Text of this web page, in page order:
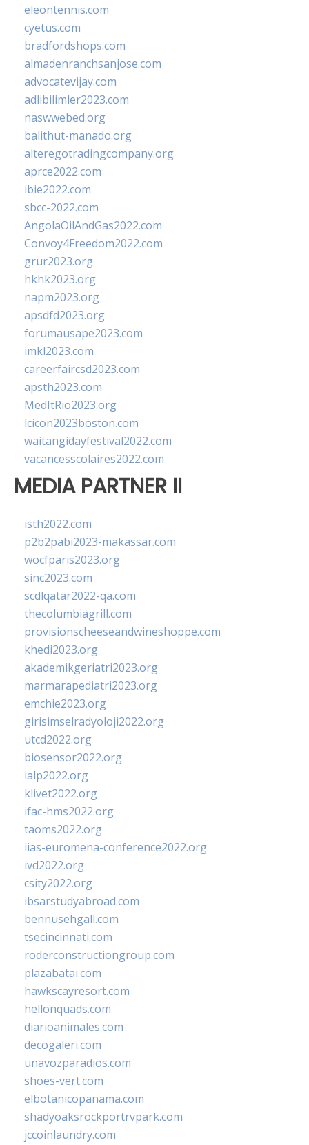
eleontennis.com
cyetus.com
bradfordshops.com
almadenranchsanjose.com
advocatevijay.com
adlibilimler2023.com
naswwebed.org
balithut-manado.org
alteregotradingcompany.org
aprce2022.com
ibie2022.com
sbcc-2022.com
AngolaOilAndGas2022.com
Convoy4Freedom2022.com
grur2023.org
hkhk2023.org
napm2023.org
apsdfd2023.org
forumausape2023.com
imkl2023.com
careerfaircsd2023.com
apsth2023.com
MedItRio2023.org
lcicon2023boston.com
waitangidayfestival2022.com
vacancesscolaires2022.com
MEDIA PARTNER II
isth2022.com
p2b2pabi2023-makassar.com
wocfparis2023.org
sinc2023.com
scdlqatar2022-qa.com
thecolumbiagrill.com
provisionscheeseandwineshoppe.com
khedi2023.org
akademikgeriatri2023.org
marmarapediatri2023.org
emchie2023.org
girisimselradyoloji2022.org
utcd2022.org
biosensor2022.org
ialp2022.org
klivet2022.org
ifac-hms2022.org
taoms2022.org
iias-euromena-conference2022.org
ivd2022.org
csity2022.org
ibsarstudyabroad.com
bennusehgall.com
tsecincinnati.com
roderconstructiongroup.com
plazabatai.com
hawkscayresort.com
hellonquads.com
diarioanimales.com
decogaleri.com
unavozparadios.com
shoes-vert.com
elbotanicopanama.com
shadyoaksrockportrvpark.com
jccoinlaundry.com